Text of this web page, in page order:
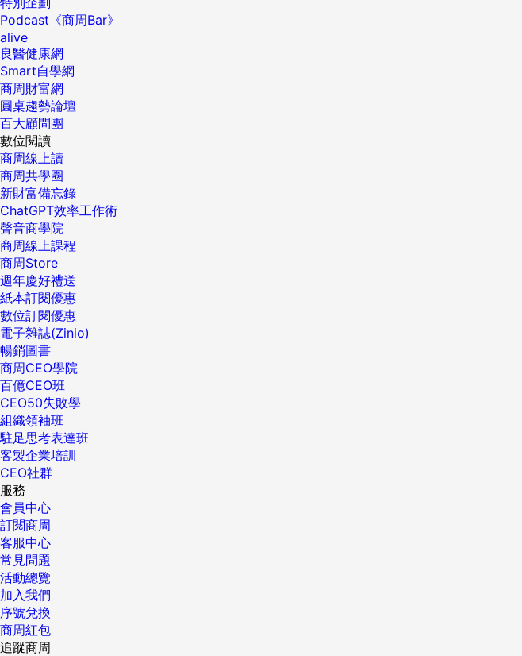
Podcast《商周Bar》
alive
良醫健康網
Smart自學網
商周財富網
圓桌趨勢論壇
百大顧問團
數位閱讀
商周線上讀
商周共學圈
新財富備忘錄
ChatGPT效率工作術
聲音商學院
商周線上課程
商周Store
週年慶好禮送
紙本訂閱優惠
數位訂閱優惠
電子雜誌(Zinio)
暢銷圖書
商周CEO學院
百億CEO班
CEO50失敗學
組織領袖班
駐足思考表達班
客製企業培訓
CEO社群
服務
會員中心
訂閱商周
客服中心
常見問題
活動總覽
加入我們
序號兌換
商周紅包
追蹤商周